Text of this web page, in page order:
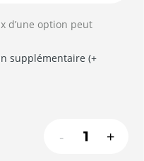
d’une option peut
supplémentaire (+
- +